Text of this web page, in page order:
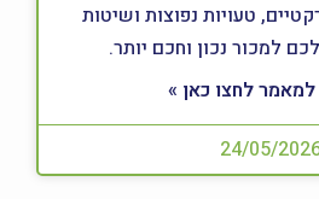
טעויות נפוצות ושיטות
למכור נכון וחכם יותר.
לחצו כאן »
24/05/